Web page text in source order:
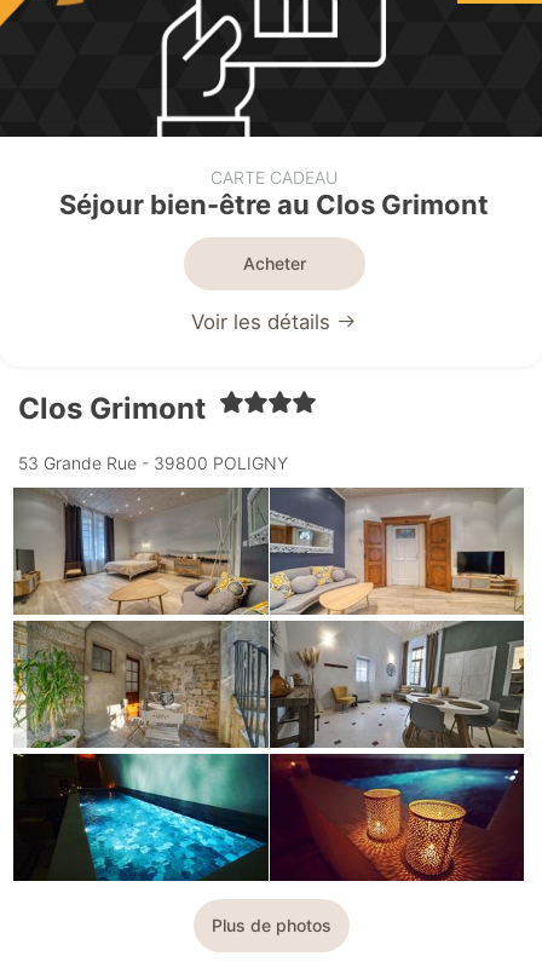
CARTE CADEAU
Séjour bien-être au Clos Grimont
Acheter
Voir les détails
Clos Grimont
53 Grande Rue - 39800 POLIGNY
Plus de photos